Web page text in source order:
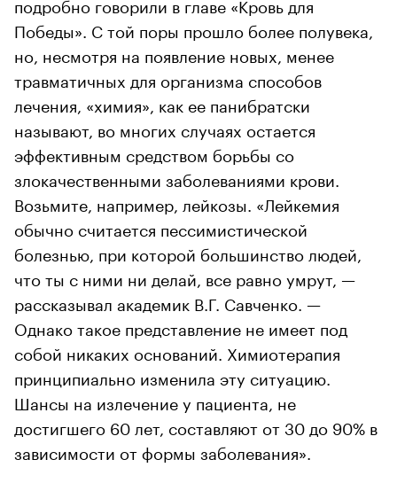
Победы». С той поры прошло более полувека,
но, несмотря на появление новых, менее
травматичных для организма способов
лечения, «химия», как ее панибратски
называют, во многих случаях остается
эффективным средством борьбы со
злокачественными заболеваниями крови.
Возьмите, например, лейкозы. «Лейкемия
обычно считается пессимистической
болезнью, при которой большинство людей,
что ты с ними ни делай, все равно умрут, —
рассказывал академик В.Г. Савченко. —
Однако такое представление не имеет под
собой никаких оснований. Химиотерапия
принципиально изменила эту ситуацию.
Шансы на излечение у пациента, не
достигшего 60 лет, составляют от 30 до 90% в
зависимости от формы заболевания».